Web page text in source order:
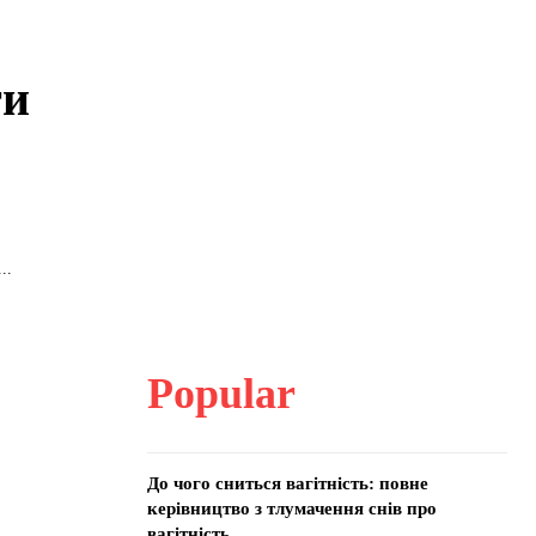
Popular
До чого сниться вагітність: повне
керівництво з тлумачення снів про